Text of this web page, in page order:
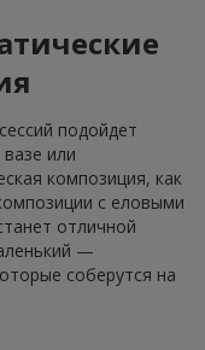
подойдет
или
композиция, как
с еловыми
отличной
—
соберутся на